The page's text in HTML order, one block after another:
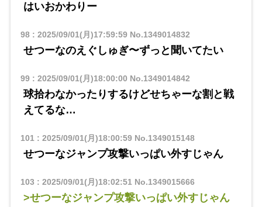
はいおかわりー
98: 2025/09/01(月)17:59:59No.1349014832
せつーなのえぐしゅぎ〜ずっと聞いてたい
99: 2025/09/01(月)18:00:00 No.1349014842
球拾わなかったりするけどせちゃーな割と戦
えてるな…
101: 2025/09/01(月)18:00:59No.1349015148
せつーなジャンプ攻撃いっぱい外すじゃん
103 : 2025/09/01(月)18:02:51No.1349015666
>せつーなジャンプ攻撃いっぱい外すじゃん